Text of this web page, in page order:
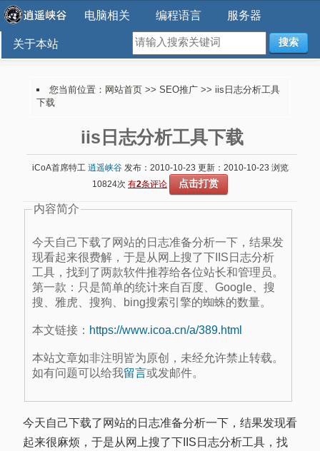
电脑相关 编程语言 服务器
关于本站 搜索
您当前位置： 网站首页 >> SEO推广 >> iis日志分析工具
下载
iis日志分析工具下载
iCoA首席特工 逍遥峡谷发布：2010-10-23 更新：2010-10-23 浏览
10824次 有2条评论 点击打赏
内容简介
今天自己下载了网站的日志准备分析一下，结果发
现看起来很费解，于是从网上搜了下IIS日志分析
工具，找到了两款软件推荐给各位站长和管理员。
第一款：只是简单的统计来自百度、Google、搜
搜、雅虎、搜狗、bing搜索引擎的蜘蛛的数量。
本文链接： https://www.icoa.cn/a/389.html
本站文章如非注明皆为原创，未经允许禁止转载。
如有问题可以给我留言或发邮件。
今天自己下载了网站的日志准备分析一下，结果发现看
起来很麻烦，于是从网上搜了下IIS日志分析工具，找